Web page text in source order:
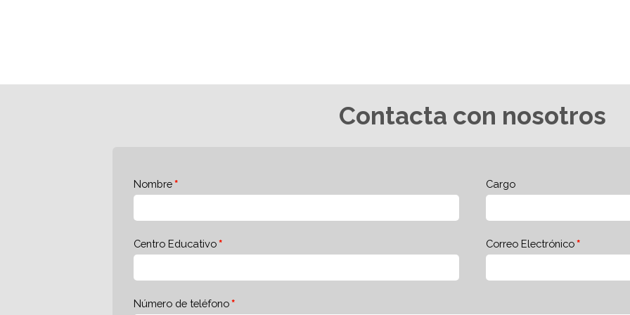
Contacta con nosotros
Nombre Cargo
Centro Educativo Correo Electrónico
Número de teléfono